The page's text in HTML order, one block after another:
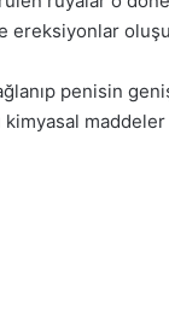
ereksiyonlar
penisin